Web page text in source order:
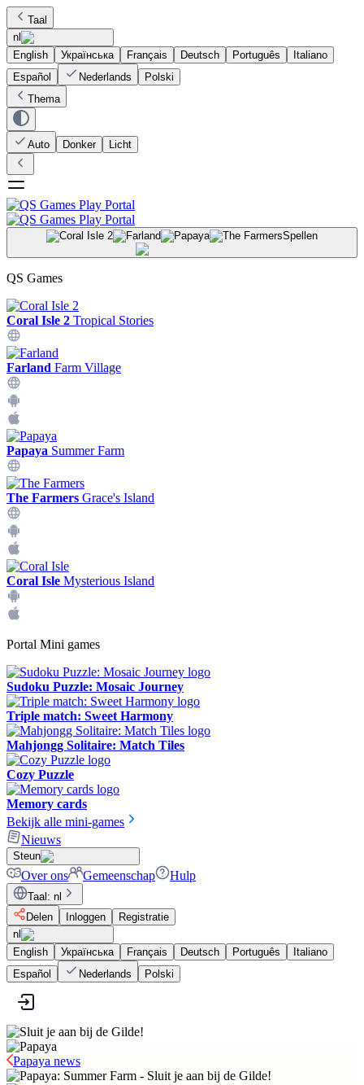
Taal
nl
English
Українська Français Deutsch Português
Italiano
Español
Nederlands
Polski
Thema
Auto Donker Licht
Spellen
QS Games
Coral Isle 2 Tropical Stories
Farland Farm Village
Papaya Summer Farm
The Farmers Grace's Island
Coral Isle Mysterious Island
Portal Mini games
Sudoku Puzzle: Mosaic Journey
Triple match: Sweet Harmony
Mahjongg Solitaire: Match Tiles
Cozy Puzzle
Memory cards
Bekijk alle mini-games
Nieuws
Steun
Over ons Gemeenschap Hulp
Taal : nl
Delen
Inloggen
Registratie
nl
English
Українська Français Deutsch Português
Italiano
Español
Nederlands Polski
Papaya news